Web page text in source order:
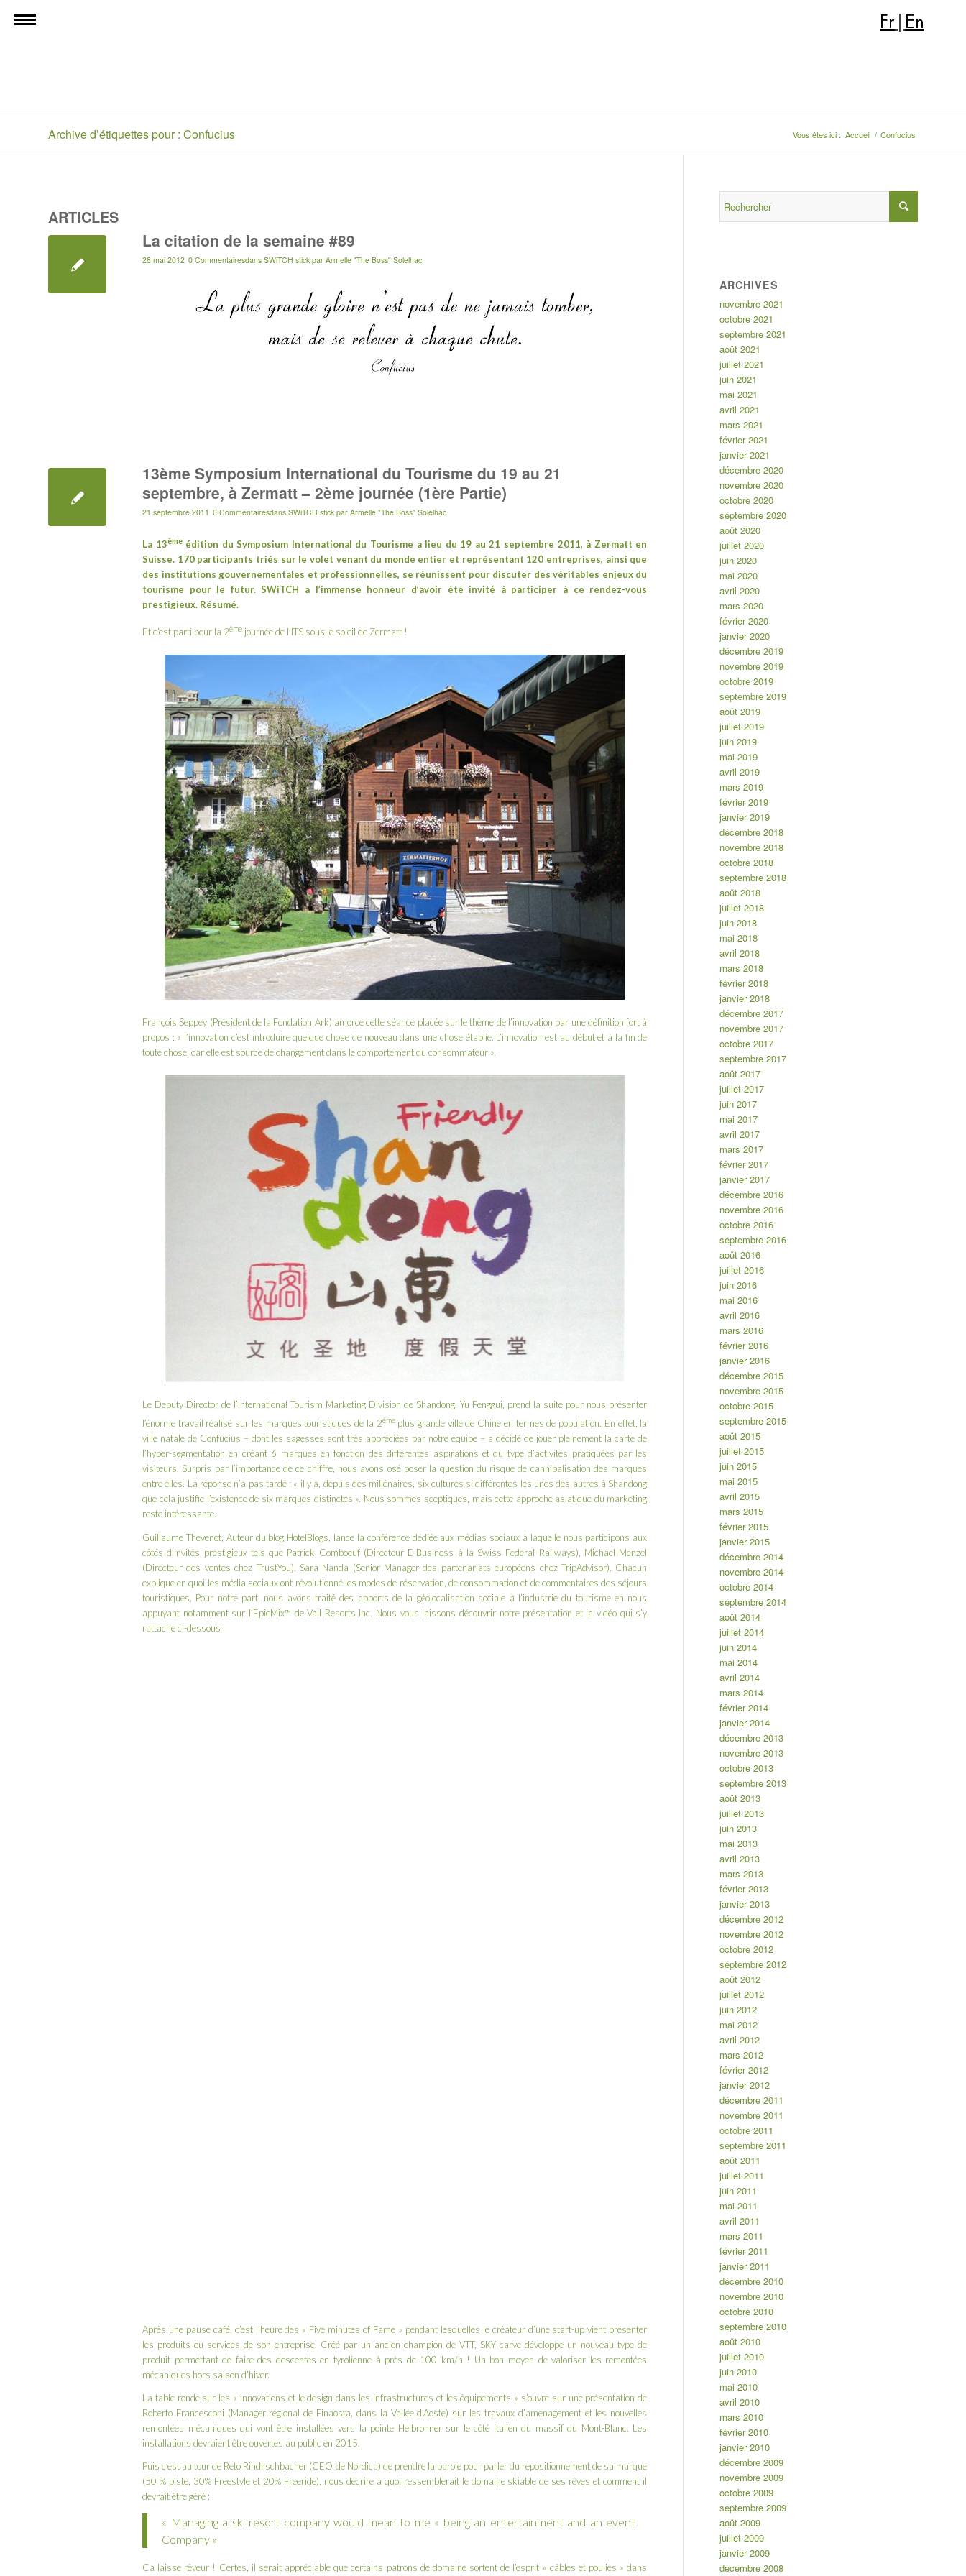
Fr En
Archive d’étiquettes pour : Confucius Vous êtes ici : Accueil / Confucius
ARTICLES
La citation de la semaine #89
28 mai 2012 0 Commentairesdans SWiTCH stick par Armelle "The Boss" Solelhac
13ème Symposium International du Tourisme du 19 au 21
septembre, à Zermatt – 2ème journée (1ère Partie)
21 septembre 2011 0 Commentairesdans SWiTCH stick par Armelle "The Boss" Solelhac
La 13èmeédition duSymposium International du Tourisme a lieu du 19 au 21 septembre 2011, à Zermatt en
Suisse. 170 participants triés sur le volet venant du monde entier et représentant 120 entreprises, ainsi que
des institutions gouvernementales et professionnelles, se réunissent pour discuter des véritables enjeux du
tourisme pour le futur.SWiTCH
a l’immense honneur d’avoir été invité à participer à ce rendez-vous
prestigieux. Résumé.
Et c’est parti pour la 2ème journée de l’ITS sous le soleil de Zermatt !
François Seppey (Président de la Fondation Ark) amorce cette séance placée sur le thème de l’innovation par une définition fort à
propos : « l’innovation c’est introduire quelque chose de nouveau dans une chose établie. L’innovation est au début et à la fin de
toute chose, car elle est source de changement dans le comportement du consommateur ».
Le Deputy Director de l’International Tourism Marketing Division de Shandong, Yu Fenggui, prend la suite pour nous présenter
l’énorme travail réalisé sur les marques touristiques de la 2èmeplus grande ville de Chine en termes de population. En effet, la
ville natale de Confucius – dont les sagesses sont très appréciées par notre équipe – a décidé de jouer pleinement la carte de
l’hyper-segmentation en créant 6 marques en fonction des différentes aspirations et du type d’activités pratiquées par les
visiteurs. Surpris par l’importance de ce chiffre, nous avons osé poser la question du risque de cannibalisation des marques
entre elles. La réponse n’a pas tardé : « il y a, depuis des millénaires, six cultures si différentes les unes des autres à Shandong
que cela justifie l’existence de six marques distinctes ». Nous sommes sceptiques, mais cette approche asiatique du marketing
reste intéressante.
Guillaume Thevenot, Auteur du blog HotelBlogs , lance la conférence dédiée aux médias sociaux à laquelle nous participons aux
côtés d’invités prestigieux tels que Patrick Comboeuf (Directeur E-Business à la Swiss Federal Railways), Michael Menzel
(Directeur des ventes chez TrustYou), Sara Nanda (Senior Manager des partenariats européens chez TripAdvisor). Chacun
explique en quoi les média sociaux ont révolutionné les modes de réservation, de consommation et de commentaires des séjours
touristiques. Pour notre part, nous avons traité des apports de la géolocalisation sociale à l’industrie du tourisme en nous
appuyant notamment sur l’EpicMix™ deVail Resorts Inc. Nous vous laissons découvrir notre présentation et la vidéo qui s’y
rattache ci-dessous :
Après une pause café, c’est l’heure des « Five minutes of Fame » pendant lesquelles le créateur d’une start-up vient présenter
les produits ou services de son entreprise. Créé par un ancien champion de VTT, SKY carve développe un nouveau type de
produit permettant de faire des descentes en tyrolienne à près de 100 km/h ! Un bon moyen de valoriser les remontées
mécaniques hors saison d’hiver.
La table ronde sur les « innovations et le design dans les infrastructures et les équipements » s’ouvre sur une présentation de
Roberto Francesconi (Manager régional de Finaosta, dans la Vallée d’Aoste) sur les travaux d’aménagement et les nouvelles
remontées mécaniques qui vont être installées vers la pointe Helbronner sur le côté italien du massif du Mont-Blanc. Les
installations devraient être ouvertes au public en 2015.
Puis c’est au tour de Reto Rindlischbacher (CEO de Nordica) de prendre la parole pour parler du repositionnement de sa marque
(50 % piste, 30% Freestyle et 20% Freeride), nous décrire à quoi ressemblerait le domaine skiable de ses rêves et comment il
devrait être géré :
« Managing a ski resort company would mean to me « being an entertainment and an event
Company »
Ca laisse rêveur ! Certes, il serait appréciable que certains patrons de domaine sortent de l’esprit « câbles et poulies » dans
ARCHIVES
novembre 2021
octobre 2021
septembre 2021
août 2021
juillet 2021
juin 2021
mai 2021
avril 2021
mars 2021
février 2021
janvier 2021
décembre 2020
novembre 2020
octobre 2020
septembre 2020
août 2020
juillet 2020
juin 2020
mai 2020
avril 2020
mars 2020
février 2020
janvier 2020
décembre 2019
novembre 2019
octobre 2019
septembre 2019
août 2019
juillet 2019
juin 2019
mai 2019
avril 2019
mars 2019
février 2019
janvier 2019
décembre 2018
novembre 2018
octobre 2018
septembre 2018
août 2018
juillet 2018
juin 2018
mai 2018
avril 2018
mars 2018
février 2018
janvier 2018
décembre 2017
novembre 2017
octobre 2017
septembre 2017
août 2017
juillet 2017
juin 2017
mai 2017
avril 2017
mars 2017
février 2017
janvier 2017
décembre 2016
novembre 2016
octobre 2016
septembre 2016
août 2016
juillet 2016
juin 2016
mai 2016
avril 2016
mars 2016
février 2016
janvier 2016
décembre 2015
novembre 2015
octobre 2015
septembre 2015
août 2015
juillet 2015
juin 2015
mai 2015
avril 2015
mars 2015
février 2015
janvier 2015
décembre 2014
novembre 2014
octobre 2014
septembre 2014
août 2014
juillet 2014
juin 2014
mai 2014
avril 2014
mars 2014
février 2014
janvier 2014
décembre 2013
novembre 2013
octobre 2013
septembre 2013
août 2013
juillet 2013
juin 2013
mai 2013
avril 2013
mars 2013
février 2013
janvier 2013
décembre 2012
novembre 2012
octobre 2012
septembre 2012
août 2012
juillet 2012
juin 2012
mai 2012
avril 2012
mars 2012
février 2012
janvier 2012
décembre 2011
novembre 2011
octobre 2011
septembre 2011
août 2011
juillet 2011
juin 2011
mai 2011
avril 2011
mars 2011
février 2011
janvier 2011
décembre 2010
novembre 2010
octobre 2010
septembre 2010
août 2010
juillet 2010
juin 2010
mai 2010
avril 2010
mars 2010
février 2010
janvier 2010
décembre 2009
novembre 2009
octobre 2009
septembre 2009
août 2009
juillet 2009
janvier 2009
décembre 2008